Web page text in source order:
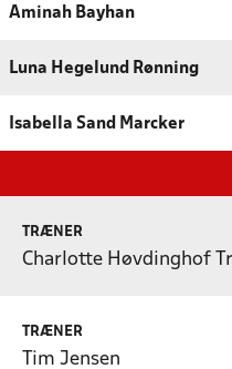
Aminah Bayhan
Luna Hegelund Rønning
Isabella Sand Marcker
TRÆNER
Charlotte Høvdinghof
TRÆNER
Tim Jensen